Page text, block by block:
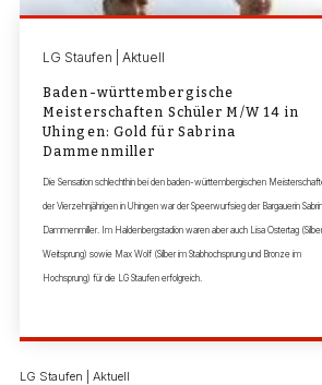
LG Staufen | Aktuell
Baden-württembergische
Meisterschaften Schüler M/W 14 in
Uhingen: Gold für Sabrina
Dammenmiller
Die Sensation schlechthin bei den baden-württembergischen
der Vierzehnjährigen in Uhingen war der Speerwurfsieg der Bargauerin
Dammenmiller. Im Haldenbergstadion waren aber auch Lisa Ostertag
Weitsprung) sowie Max Wolf (Silber im Stabhochsprung und Bronze im
Hochsprung) für die LG Staufen erfolgreich.
LG Staufen | Aktuell